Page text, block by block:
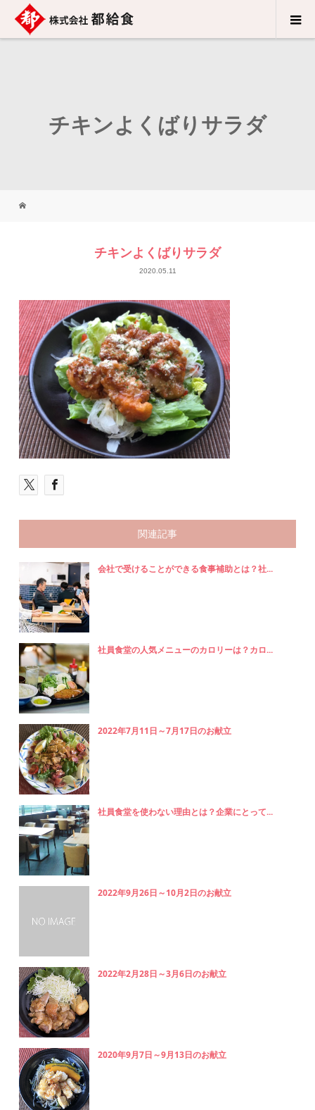
チキンよくばりサラダ
チキンよくばりサラダ
2020.05.11
関連記事
会社で受けることができる食事補助とは？社...
社員食堂の人気メニューのカロリーは？カロ...
2022年7月11日～7月17日のお献立
社員食堂を使わない理由とは？企業にとって...
2022年9月26日～10月2日のお献立
2022年2月28日～3月6日のお献立
2020年9月7日～9月13日のお献立